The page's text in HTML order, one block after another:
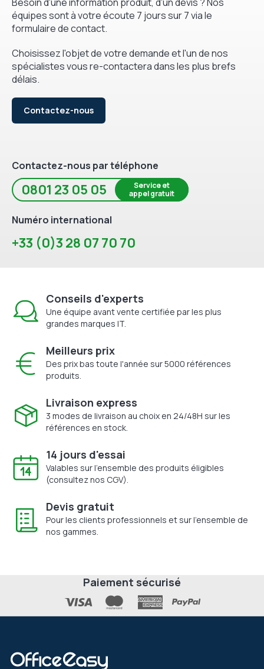
équipes sont à votre écoute 7 jours sur 7 via le
formulaire de contact.
Choisissez l'objet de votre demande et l'un de nos
spécialistes vous re-contactera dans les plus brefs
délais.
Contactez-nous
Contactez-nous par téléphone
0801 23 05 05
Service et
appel gratuit
Numéro international
+33 (0)3 28 07 70 70
Conseils d'experts
Une équipe avant vente certifiée par les plus
grandes marques IT.
Meilleurs prix
Des prix bas toute l'année sur 5000 références
produits.
Livraison express
3 modes de livraison au choix en 24/48H sur les
références en stock.
14 jours d'essai
Valables sur l'ensemble des produits éligibles
(consultez nos CGV).
Devis gratuit
Pour les clients professionnels et sur l'ensemble de
nos gammes.
Paiement sécurisé